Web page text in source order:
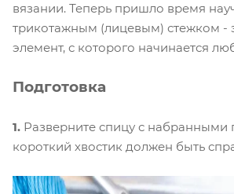
вязании. Теперь пришло время
трикотажным (лицевым) стежком -
элемент, с которого начинается
Подготовка
1. Разверните спицу с набранными
короткий хвостик должен быть